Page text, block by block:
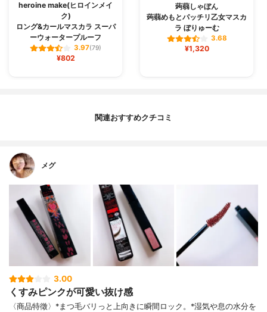
heroine make(ヒロインメイ
ク)
ロング&カールマスカラ スーパ
ーウォータープルーフ
3.97(79)
¥802
蒟蒻しゃぼん
蒟蒻めもとパッチリ乙女マスカ
ラ ぼりゅーむ
3.68
¥1,320
関連おすすめクチコミ
メグ
3.00
くすみピンクが可愛い抜け感
〈商品特徵〉*まつ毛バリっと上向きに瞬間ロック。*湿気や息の水分を